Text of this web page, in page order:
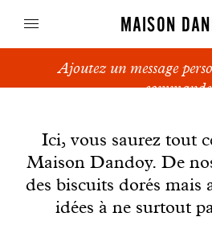
MAISON
Pains
Gâteaux
Ajoutez un message
Ici, vous saurez tout
Maison Dandoy. De
des biscuits dorés mais
idées à ne surtout